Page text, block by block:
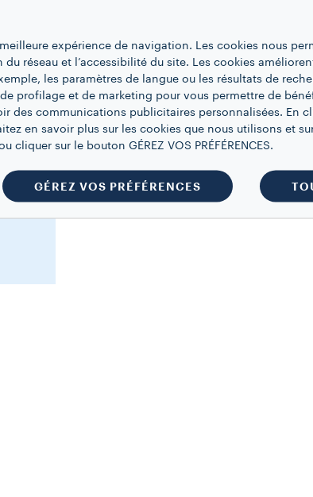
expérience de navigation. Les cookies nous
réseau et l’accessibilité du site. Les cookies
les paramètres de langue ou les résultats de
profilage et de marketing pour vous permettre de
des communications publicitaires personnalisées. En
en savoir plus sur les cookies que nous utilisons et
cliquer sur le bouton GÉREZ VOS PRÉFÉRENCES.
GÉREZ VOS PRÉFÉRENCES